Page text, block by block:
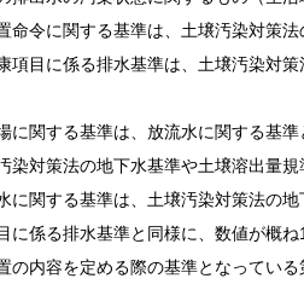
命令に関する基準は、土壌汚染対策
項目に係る排水基準は、土壌汚染対
に関する基準は、放流水に関する基
染対策法の地下水基準や土壌溶出量
に関する基準は、土壌汚染対策法の
に係る排水基準と同様に、数値が概ね
の内容を定める際の基準となってい